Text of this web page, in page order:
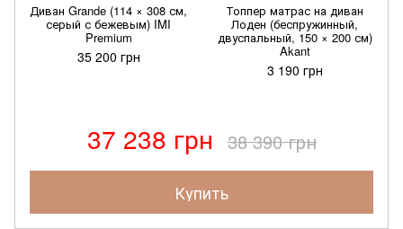
Диван Grande (114 × 308 см,
серый с бежевым) IMI
Premium
35 200 грн
Топпер матрас на диван
Лоден (беспружинный,
двуспальный, 150 × 200 см)
Akant
3 190 грн
37 238 грн 38 390 грн
Купить